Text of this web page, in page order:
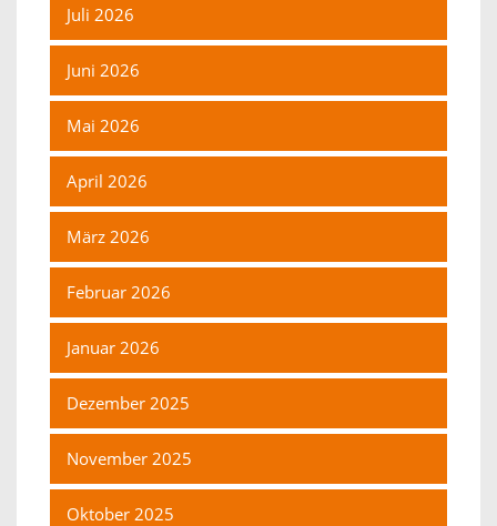
Juli 2026
Juni 2026
Mai 2026
April 2026
März 2026
Februar 2026
Januar 2026
Dezember 2025
November 2025
Oktober 2025